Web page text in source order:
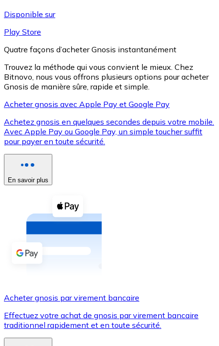
XRP
XRP
Voir toutes
Coupons crypto
Achetez des cryptomonnaies en espèces et d'autres
Acheter avec espèces
Virement SEPA
Utilisez les cartes Visa et Mastercard pour acheter
Acheter avec carte
Disponible sur
Play Store
Quatre façons d’acheter Gnosis instantanément
Trouvez la méthode qui vous convient le mieux. Chez
Bitnovo, nous vous offrons plusieurs options pour acheter
Gnosis de manière sûre, rapide et simple.
Acheter gnosis avec Apple Pay et Google Pay
Achetez gnosis en quelques secondes depuis votre mobile.
Avec Apple Pay ou Google Pay, un simple toucher suffit
pour payer en toute sécurité.
En savoir plus
Acheter gnosis par virement bancaire
Effectuez votre achat de gnosis par virement bancaire
traditionnel rapidement et en toute sécurité.